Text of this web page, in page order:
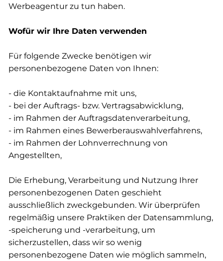
Werbeagentur zu tun haben.
Wofür wir Ihre Daten verwenden
Für folgende Zwecke benötigen wir
personenbezogene Daten von Ihnen:
- die Kontaktaufnahme mit uns,
- bei der Auftrags- bzw. Vertragsabwicklung,
- im Rahmen der Auftragsdatenverarbeitung,
- im Rahmen eines Bewerberauswahlverfahrens,
​- im Rahmen der Lohnverrechnung von
Angestellten,
Die Erhebung, Verarbeitung und Nutzung Ihrer
personenbezogenen Daten geschieht
ausschließlich zweckgebunden. Wir überprüfen
regelmäßig unsere Praktiken der Datensammlung,
-speicherung und -verarbeitung, um
sicherzustellen, dass wir so wenig
personenbezogene Daten wie möglich sammeln,